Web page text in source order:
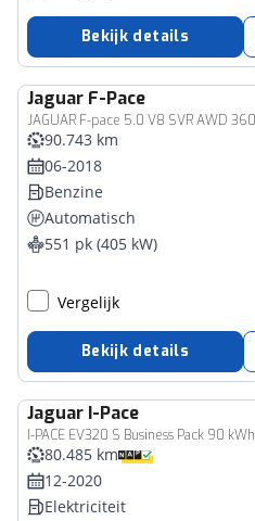
Bekijk details
Jaguar F-Pace
90.743 km
06-2018
Benzine
Automatisch
551 pk (405 kW)
Vergelijk
Bekijk details
Jaguar I-Pace
I-PACE EV320 S Business Pack 90 kWh
80.485 km
12-2020
Elektriciteit